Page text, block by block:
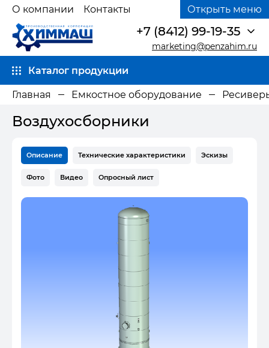
О компании Контакты Открыть меню
Каталог продукции
marketing@penzahim.ru
+7 (8412) 99-19-35
Главная Емкостное оборудование
Воздухосборники
Описание Технические характеристики Эскизы
Фото Видео Опросный лист